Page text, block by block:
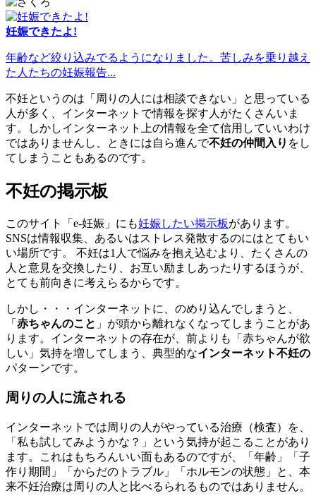
妊娠できたよ!
年齢など絞り込みでるようになりました。苦しみを乗り越え
た人たちの妊娠報告...
不妊というのは「周りの人には相談できない」と思っている
人が多く、インターネットで情報を探す人がたくさんいま
す。しかしインターネット上の情報を全て信用していいわけ
ではありませんし、ときには自ら進んで不妊の仲間入り をし
てしまうこともあるのです。
不妊の掲示板
このサイト「e-妊娠」にも妊娠したい掲示板があります。
SNSは情報収集、あるいはストレス発散するのにはとてもい
い場所です。 不妊は1人で悩みを抱え込むより、たくさんの
人と意見を交換したり、お互い励ましあったりするほうが、
とても前向きに考えらるからです。
しかし・・・インターネットに、のめり込んでしまうと、
「 赤ちゃんのこと 」が頭から離れなくなってしまうことがあ
ります。インターネットの存在が、前よりも「赤ちゃんが欲
しい」気持を増してしまう、典型的なインターネット不妊の
パターンです。
周りの人に流される
インターネットでは周りの人がやっている治療（検査）を、
「私も試してみようかな？」という気持が起こることがあり
ます。これはもちろんいい面もあるのですが、「年齢」「子
作り期間」「からだのトラブル」「ホルモンの状態」と、本
来不妊治療は周りの人と比べるられるものではありません。